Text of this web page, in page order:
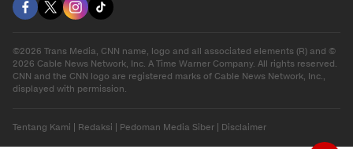
©2026 Trans Media, CNN name, logo and all associated elements (R) and ©
2026 Cable News Network, Inc. A Time Warner Company. All rights reserved.
CNN and the CNN logo are registered marks of Cable News Network, Inc.,
displayed with permission.
Tentang Kami Redaksi Pedoman Media Siber Disclaimer